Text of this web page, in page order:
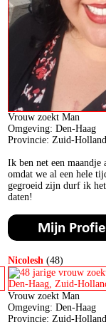
Vrouw zoekt Man
Omgeving: Den-Haag
Provincie: Zuid-Holland
Ik ben net een maandje
omdat we al een hele
gegroeid zijn durf ik
daten!
Nicolesh (48)
Vrouw zoekt Man
Omgeving: Den-Haag
Provincie: Zuid-Holland